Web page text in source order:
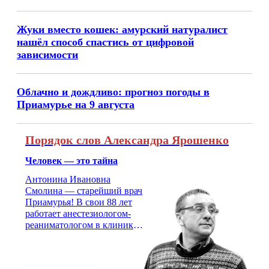
Жуки вместо кошек: амурский натуралист
нашёл способ спастись от цифровой
зависимости
Облачно и дождливо: прогноз погоды в
Приамурье на 9 августа
Порядок слов Александра Ярошенко
Человек — это тайна
Антонина Ивановна
Смолина — старейший врач
Приамурья! В свои 88 лет
работает анестезиологом-
реаниматологом в клинике